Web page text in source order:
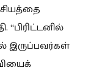
“பிரிட்டனில்
இருப்பவர்கள்